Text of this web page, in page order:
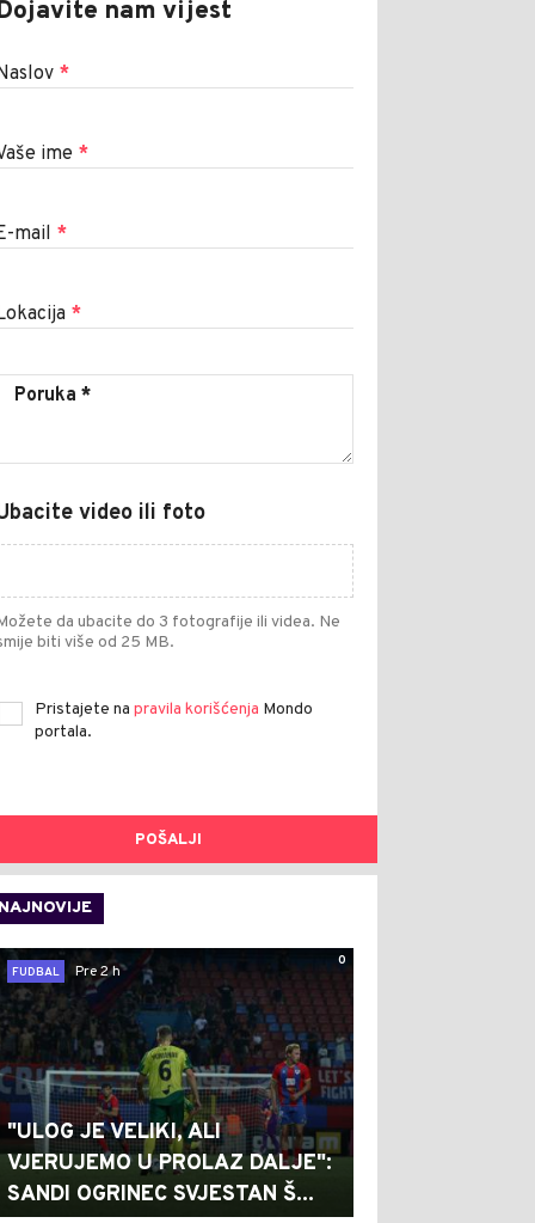
nam vijest
*
ime *
mail *
*
video ili foto
da ubacite do 3 fotografije ili videa. Ne
biti više od 25 MB.
Pristajete na pravila korišćenja Mondo
portala.
POŠALJI
NAJNOVIJE
0
FUDBAL
Pre 2 h
"ULOG JE VELIKI, ALI
VJERUJEMO U PROLAZ DALJE":
SANDI OGRINEC SVJESTAN Š...